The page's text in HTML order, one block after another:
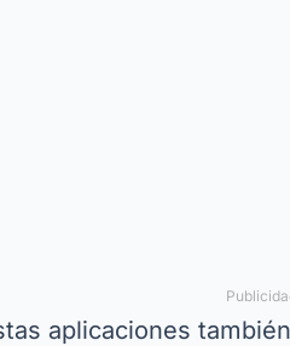
aplicaciones